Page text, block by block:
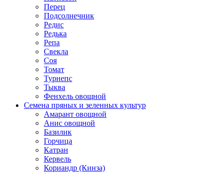
Перец
Подсолнечник
Редис
Редька
Репа
Свекла
Соя
Томат
Турнепс
Тыква
Фенхель овощной
Семена пряных и зеленных культур
Амарант овощной
Анис овощной
Базилик
Горчица
Катран
Кервель
Кориандр (Кинза)